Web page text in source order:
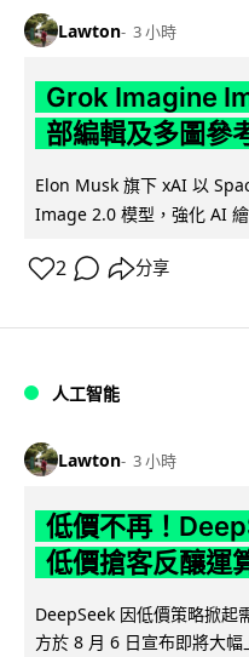
Lawton 3 小時
Grok Imagine
部編輯及多圖參
Elon Musk 旗下 xAI 以
Image 2.0 模型，強化 AI
2 分享
人工智能
Lawton 3 小時
低價不再！
低價搶客反釀運
DeepSeek 因低價策略掀起
方於 8 月 6 日宣布即將大